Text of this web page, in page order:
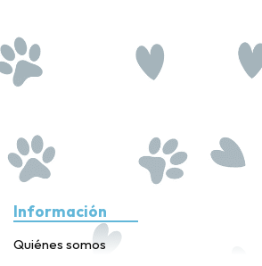
Información
Quiénes somos